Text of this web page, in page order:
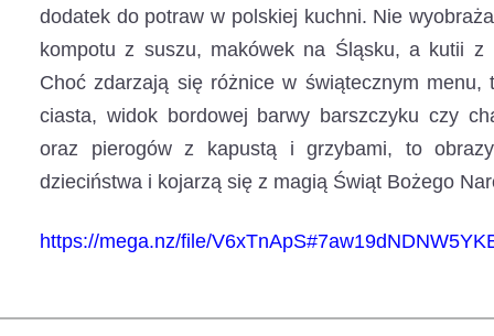
dodatek do potraw w polskiej kuchni. Nie
kompotu z suszu, makówek na Śląsku, a kutii z
Choć zdarzają się różnice w świątecznym menu,
ciasta, widok bordowej barwy barszczyku czy
oraz pierogów z kapustą i grzybami, to
dzieciństwa i kojarzą się z magią Świąt Bożego
https://mega.nz/file/